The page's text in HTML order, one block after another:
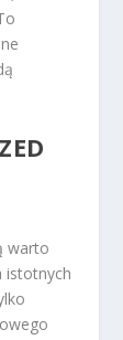
warto
istotnych